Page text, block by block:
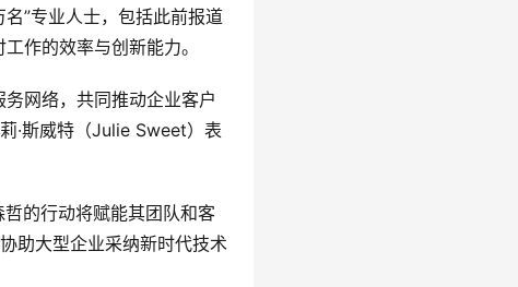
”专业人士，包括此前报道
作的效率与创新能力。
网络，共同推动企业客户
·斯威特（Julie Sweet）表
的行动将赋能其团队和客
助大型企业采纳新时代技术